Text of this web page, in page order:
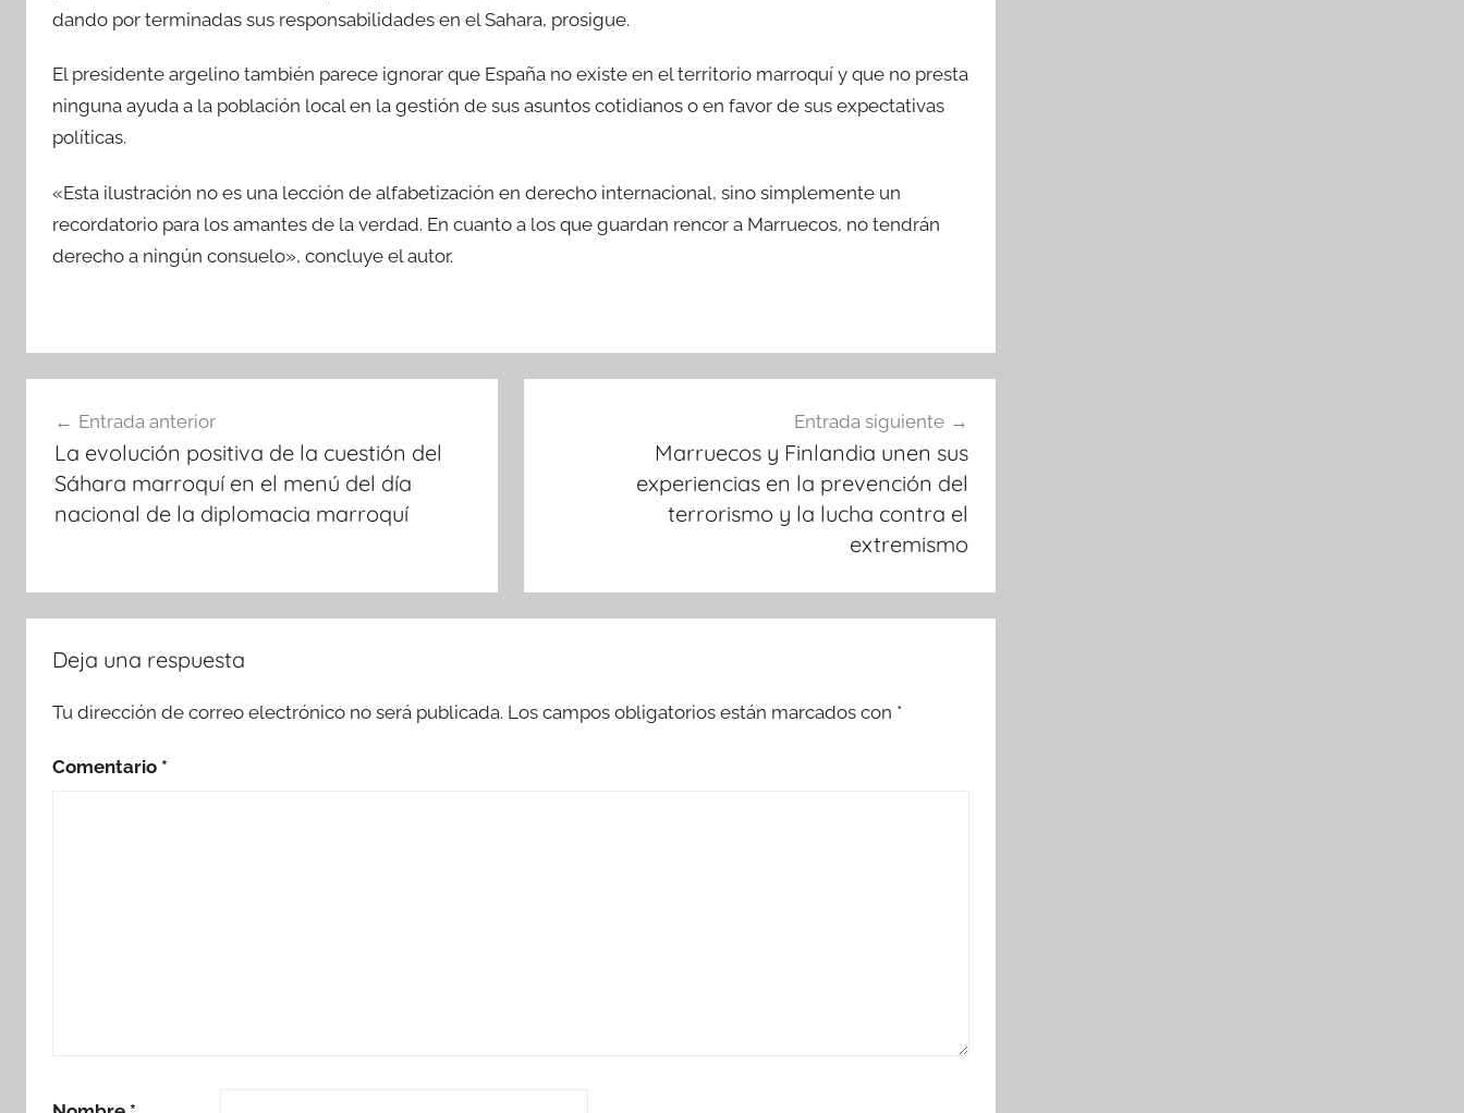
dando por terminadas sus responsabilidades en el Sahara, prosigue.
El presidente argelino también parece ignorar que España no existe en el territorio marroquí y que no presta
ninguna ayuda a la población local en la gestión de sus asuntos cotidianos o en favor de sus expectativas
políticas.
«Esta ilustración no es una lección de alfabetización en derecho internacional, sino simplemente un
recordatorio para los amantes de la verdad. En cuanto a los que guardan rencor a Marruecos, no tendrán
derecho a ningún consuelo», concluye el autor.
de
entradas
Entrada anterior
La evolución positiva de la cuestión del
Sáhara marroquí en el menú del día
nacional de la diplomacia marroquí
Entrada siguiente
Marruecos y Finlandia unen sus
experiencias en la prevención del
terrorismo y la lucha contra el
extremismo
Deja una respuesta
Tu dirección de correo electrónico no será publicada. Los campos obligatorios están marcados con *
Comentario *